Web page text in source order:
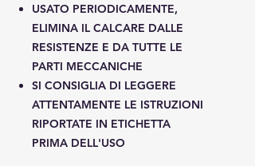
USATO PERIODICAMENTE,
ELIMINA IL CALCARE DALLE
RESISTENZE E DA TUTTE LE
PARTI MECCANICHE
SI CONSIGLIA DI LEGGERE
ATTENTAMENTE LE ISTRUZIONI
RIPORTATE IN ETICHETTA
PRIMA DELL'USO